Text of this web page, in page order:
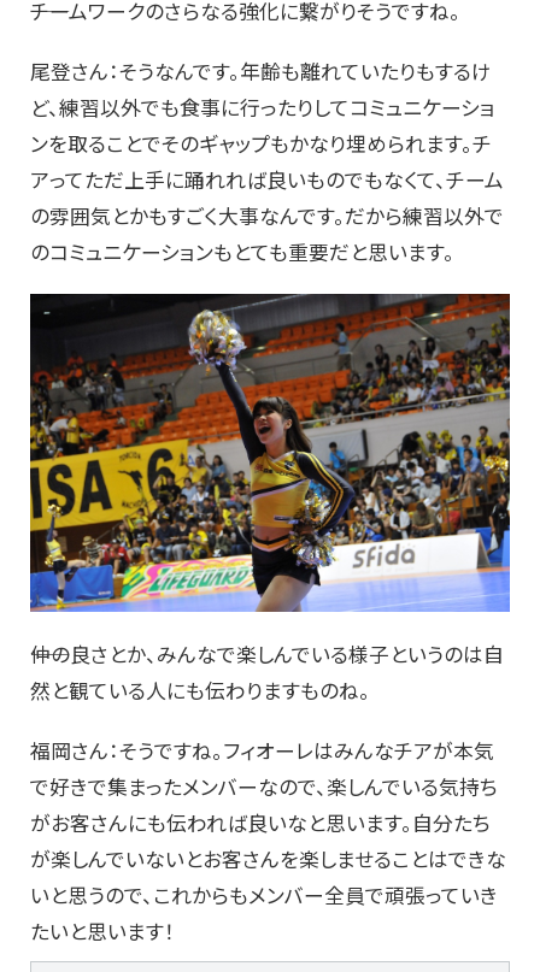
――チームワークのさらなる強化に繋がりそうですね。
尾登さん：そうなんです。年齢も離れていたりもするけ
ど、練習以外でも食事に行ったりしてコミュニケーショ
ンを取ることでそのギャップもかなり埋められます。チ
アってただ上手に踊れれば良いものでもなくて、チーム
の雰囲気とかもすごく大事なんです。だから練習以外で
のコミュニケーションもとても重要だと思います。
――仲の良さとか、みんなで楽しんでいる様子というのは自
然と観ている人にも伝わりますものね。
福岡さん：そうですね。フィオーレはみんなチアが本気
で好きで集まったメンバーなので、楽しんでいる気持ち
がお客さんにも伝われば良いなと思います。自分たち
が楽しんでいないとお客さんを楽しませることはできな
いと思うので、これからもメンバー全員で頑張っていき
たいと思います！